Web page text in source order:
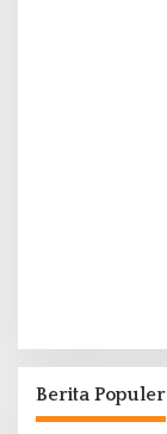
Berita Populer